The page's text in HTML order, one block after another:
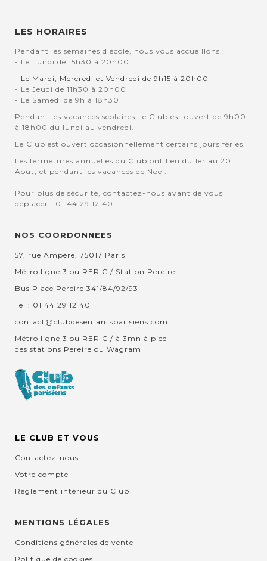
LES HORAIRES
Pendant les semaines d'école, nous vous accueillons :
- Le Lundi de 15h30 à 20h00
- Le Mardi, Mercredi et Vendredi de 9h15 à 20h00
- Le Jeudi de 11h30 à 20h00
- Le Samedi de 9h à 18h30
Pendant les vacances scolaires, le Club est ouvert de 9h00
à 18h00 du lundi au vendredi.
Le Club est ouvert occasionnellement certains jours fériés.
Les fermetures annuelles du Club ont lieu du 1er au 20
Aout, et pendant les vacances de Noel.
Pour plus de sécurité, contactez-nous avant de vous
déplacer : 01 44 29 12 40.
NOS COORDONNEES
57, rue Ampère, 75017 Paris
Métro ligne 3 ou RER C / Station Pereire
Bus Place Pereire 341/84/92/93
Tel : 01 44 29 12 40
contact@clubdesenfantsparisiens.com
Métro ligne 3 ou RER C / à 3mn à pied
des stations Pereire ou Wagram
LE CLUB ET VOUS
Contactez-nous
Votre compte
Règlement intérieur du Club
MENTIONS LÉGALES
Conditions générales de vente
Politique de cookies